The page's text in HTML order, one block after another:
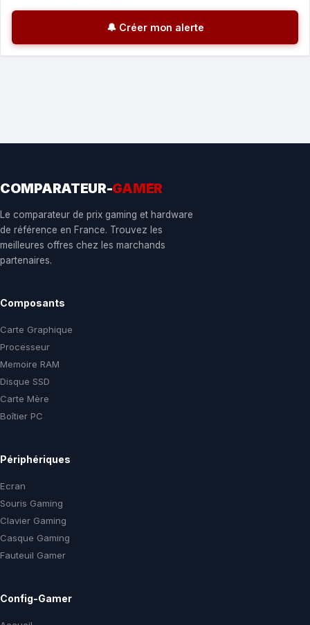
🔔 Créer mon alerte
COMPARATEUR-GAMER
Le comparateur de prix gaming et hardware
de référence en France. Trouvez les
meilleures offres chez les marchands
partenaires.
Composants
Carte Graphique
Processeur
Memoire RAM
Disque SSD
Carte Mère
Boîtier PC
Périphériques
Ecran
Souris Gaming
Clavier Gaming
Casque Gaming
Fauteuil Gamer
Config-Gamer